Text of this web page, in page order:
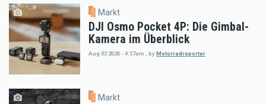
Markt
DJI Osmo Pocket 4P: Die Gimbal-
Kamera im Überblick
Aug 03 2026 - 9:37am , byMotorradreporter
Markt